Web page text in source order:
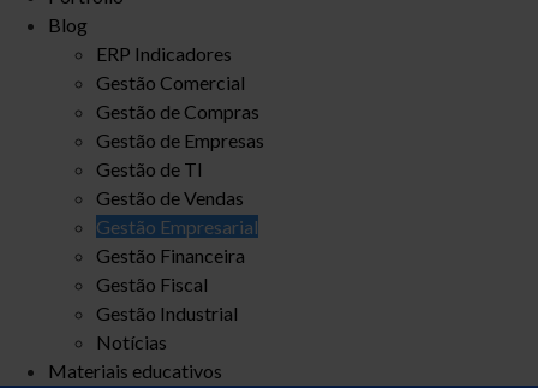
Blog
ERP Indicadores
Gestão Comercial
Gestão de Compras
Gestão de Empresas
Gestão de TI
Gestão de Vendas
Gestão Empresarial
Gestão Financeira
Gestão Fiscal
Gestão Industrial
Notícias
Materiais educativos